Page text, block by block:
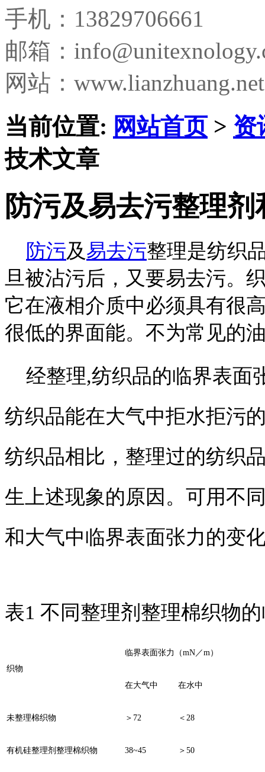
手机：13829706661
邮箱：
网站：www.lianzhuang.net
当前位置: 网站首页> 资
技术文章
防污及易去污整理
防污及易去污整理是纺织
旦被沾污后，又要易去污。
它在液相介质中必须具有很
很低的界面能。不为常见的
经整理,纺织品的临界表面
纺织品能在大气中拒水拒污
纺织品相比，整理过的纺织
生上述现象的原因。可用不
和大气中临界表面张力的变
表1 不同整理剂整理棉织物
织物
临界表面张力（mN／m）
在大气中 在水中
未整理棉织物 ＞72 ＜28
有机硅整理剂整理棉织物 38~45 ＞50